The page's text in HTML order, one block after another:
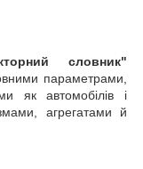
словник"
параметрами,
як автомобілів і
агрегатами й